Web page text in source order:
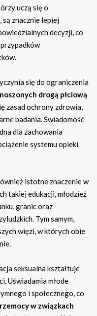
uczą się o
znacznie lepiej
decyzji, co
się do ograniczenia
drogą płciową
zasad ochrony zdrowia,
badania. Świadomość
dla zachowania
systemu opieki
istotne znaczenie w
takiej edukacji, młodzież
granic oraz
Tym samym,
więzi, w których obie
seksualna kształtuje
Uświadamia młode
i społecznego, co
w związkach